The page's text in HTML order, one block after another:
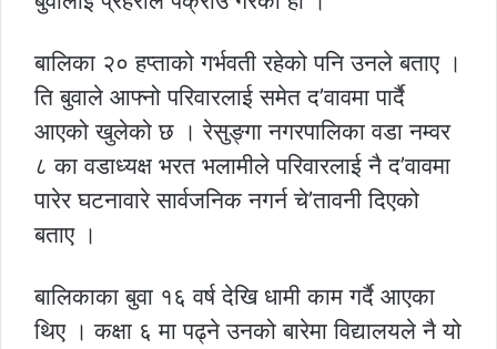
बालिका २० हप्ताको गर्भवती रहेको पनि उनले बताए ।
ति बुवाले आफ्नो परिवारलाई समेत द’वावमा पार्दै
आएको खुलेको छ । रेसुङ्गा नगरपालिका वडा नम्वर
८ का वडाध्यक्ष भरत भलामीले परिवारलाई नै द’वावमा
पारेर घटनावारे सार्वजनिक नगर्न चे’तावनी दिएको
बताए ।
बालिकाका बुवा १६ वर्ष देखि धामी काम गर्दै आएका
थिए । कक्षा ६ मा पढ्ने उनको बारेमा विद्यालयले नै यो